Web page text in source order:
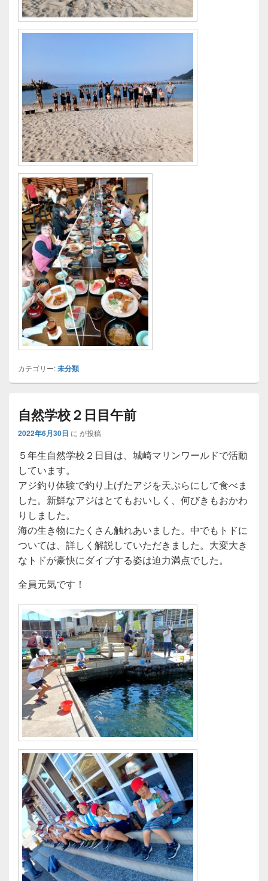
カテゴリー:未分類
自然学校２日目午前
2022年6月30日 に が投稿
５年生自然学校２日目は、城崎マリンワールドで活動
しています。
アジ釣り体験で釣り上げたアジを天ぷらにして食べま
した。新鮮なアジはとてもおいしく、何びきもおかわ
りしました。
海の生き物にたくさん触れあいました。中でもトドに
ついては、詳しく解説していただきました。大変大き
なトドが豪快にダイブする姿は迫力満点でした。
全員元気です！